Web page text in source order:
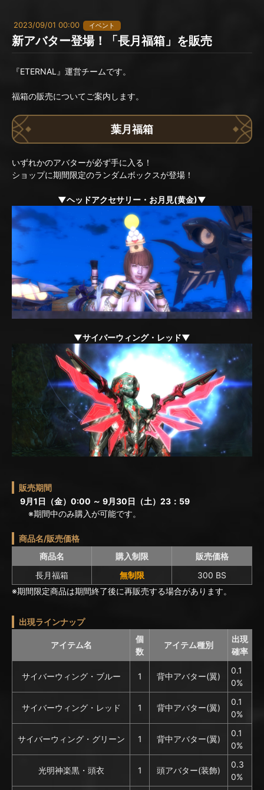
2023/09/01 00:00 イベント
新アバター登場！「長月福箱」を販売
『ETERNAL』運営チームです。
福箱の販売についてご案内します。
葉月福箱
いずれかのアバターが必ず手に入る！
ショップに期間限定のランダムボックスが登場！
▼ヘッドアクセサリー・お月見(黄金)▼
▼サイバーウィング・レッド▼
販売期間
9月1日（金）0:00 ～ 9月30日（土）23：59
※期間中のみ購入が可能です。
商品名/販売価格
商品名
購入制限
販売価格
長月福箱
無制限
300 BS
※期間限定商品は期間終了後に再販売する場合があります。
出現ラインナップ
アイテム名
個
数
アイテム種別
出現
確率
サイバーウィング・ブルー 1 背中アバター(翼)
0.1
0%
サイバーウィング・レッド 1 背中アバター(翼)
0.1
0%
サイバーウィング・グリーン 1 背中アバター(翼)
0.1
0%
光明神楽黒・頭衣 1 頭アバター(装飾)
0.3
0%